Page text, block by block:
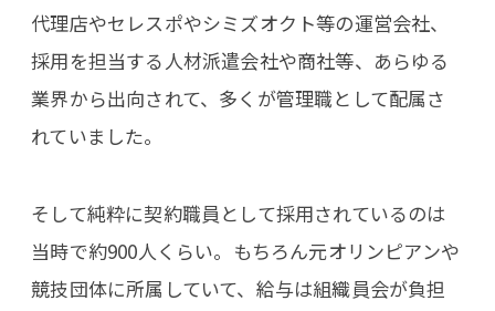
代理店やセレスポやシミズオクト等の運営会社、
採用を担当する人材派遣会社や商社等、あらゆる
業界から出向されて、多くが管理職として配属さ
れていました。
そして純粋に契約職員として採用されているのは
当時で約900人くらい。もちろん元オリンピアンや
競技団体に所属していて、給与は組織員会が負担